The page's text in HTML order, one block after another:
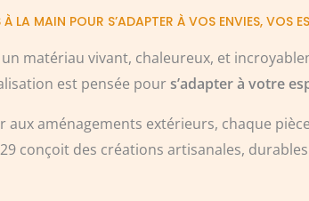
À LA MAIN POUR S’ADAPTER À VOS ENVIES, VOS
un matériau vivant, chaleureux, et
est pensée pours’adapter à votre
aux aménagements extérieurs, chaque
conçoit des créations artisanales,